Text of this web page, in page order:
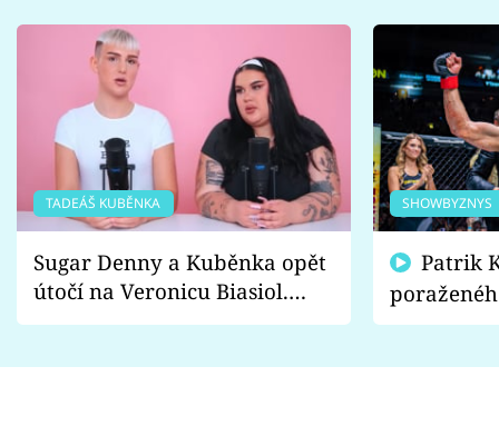
TADEÁŠ KUBĚNKA
Sugar Denny a Kuběnka opět
útočí na Veronicu Biasiol.
Proč je podle nich falešná a
SHOWBYZNYS
fanoušci